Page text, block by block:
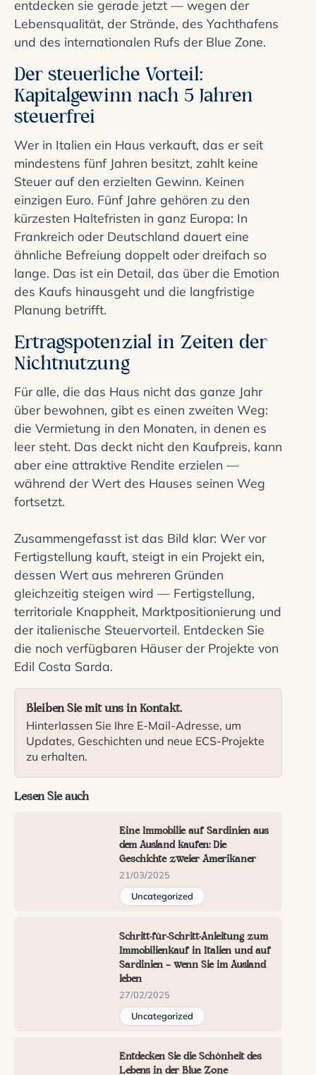
entdecken sie gerade jetzt — wegen der
Lebensqualität, der Strände, des Yachthafens
und des internationalen Rufs der Blue Zone.
Der steuerliche Vorteil:
Kapitalgewinn nach 5 Jahren
steuerfrei
Wer in Italien ein Haus verkauft, das er seit
mindestens fünf Jahren besitzt, zahlt keine
Steuer auf den erzielten Gewinn. Keinen
einzigen Euro. Fünf Jahre gehören zu den
kürzesten Haltefristen in ganz Europa: In
Frankreich oder Deutschland dauert eine
ähnliche Befreiung doppelt oder dreifach so
lange. Das ist ein Detail, das über die Emotion
des Kaufs hinausgeht und die langfristige
Planung betrifft.
Ertragspotenzial in Zeiten der
Nichtnutzung
Für alle, die das Haus nicht das ganze Jahr
über bewohnen, gibt es einen zweiten Weg:
die Vermietung in den Monaten, in denen es
leer steht. Das deckt nicht den Kaufpreis, kann
aber eine attraktive Rendite erzielen —
während der Wert des Hauses seinen Weg
fortsetzt.
Zusammengefasst ist das Bild klar: Wer vor
Fertigstellung kauft, steigt in ein Projekt ein,
dessen Wert aus mehreren Gründen
gleichzeitig steigen wird — Fertigstellung,
territoriale Knappheit, Marktpositionierung und
der italienische Steuervorteil. Entdecken Sie
die noch verfügbaren Häuser der Projekte von
Edil Costa Sarda.
Bleiben Sie mit uns in Kontakt.
Hinterlassen Sie Ihre E-Mail-Adresse, um
Updates, Geschichten und neue ECS-Projekte
zu erhalten.
Lesen Sie auch
Eine Immobilie auf Sardinien aus
dem Ausland kaufen: Die
Geschichte zweier Amerikaner
21/03/2025
Uncategorized
Schritt-für-Schritt-Anleitung zum
Immobilienkauf in Italien und auf
Sardinien — wenn Sie im Ausland
leben
27/02/2025
Uncategorized
Entdecken Sie die Schönheit des
Lebens in der Blue Zone